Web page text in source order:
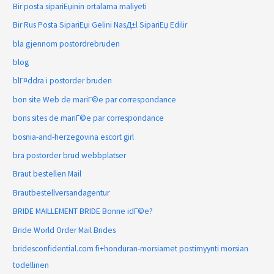
Bir posta sipariЕџinin ortalama maliyeti
Bir Rus Posta SipariЕџi Gelini NasД±l SipariЕџ Edilir
bla gjennom postordrebruden
blog
blГ¤ddra i postorder bruden
bon site Web de mariГ©e par correspondance
bons sites de mariГ©e par correspondance
bosnia-and-herzegovina escort girl
bra postorder brud webbplatser
Braut bestellen Mail
Brautbestellversandagentur
BRIDE MAILLEMENT BRIDE Bonne idГ©e?
Bride World Order Mail Brides
bridesconfidential.com fi+honduran-morsiamet postimyynti morsian
todellinen